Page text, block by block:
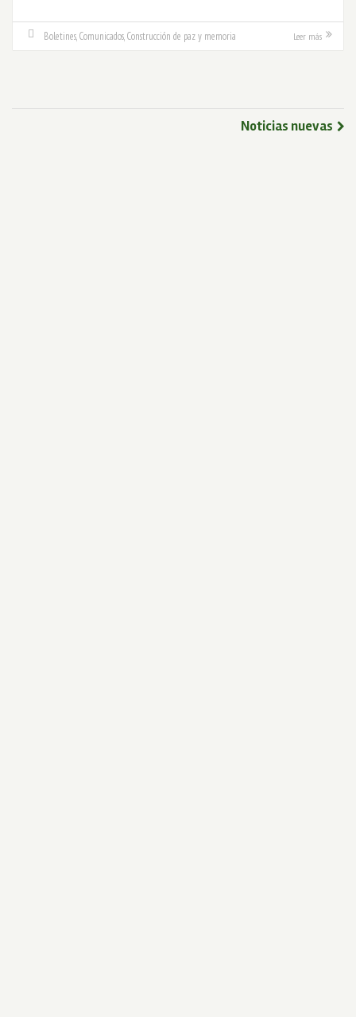
Boletines,Comunicados,Construcción de paz y memoria Leer más
Noticias nuevas